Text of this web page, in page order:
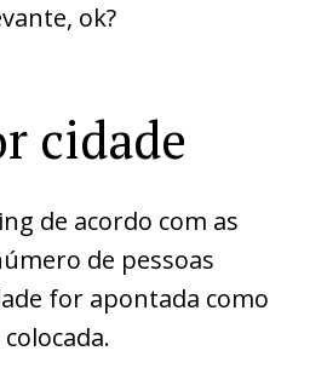
ok?
cidade
de acordo com as
de pessoas
for apontada como